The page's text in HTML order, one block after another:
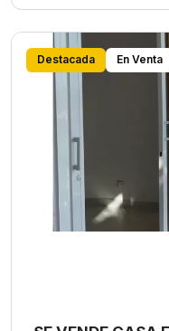
Destacada En Venta